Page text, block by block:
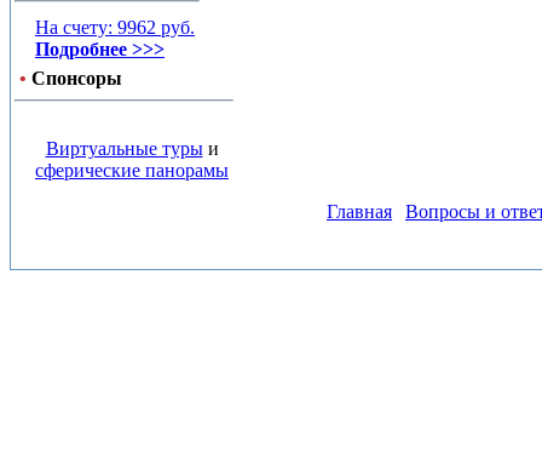
На счету: 9962 руб.
Подробнее >>>
• Спонсоры
Виртуальные турыи
сферические панорамы
Главная Вопросы и